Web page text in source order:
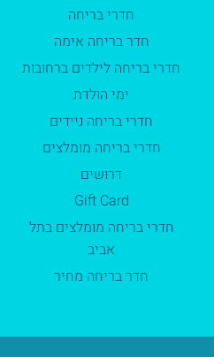
חדרי בריחה
חדר בריחה אימה
חדרי בריחה לילדים ברחובות
ימי הולדת
חדרי בריחה ניידים
חדרי בריחה מומלצים
דרושים
Gift Card
חדרי בריחה מומלצים בתל
אביב
חדר בריחה מחיר